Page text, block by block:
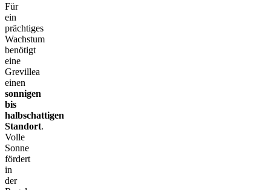
Für
ein
prächtiges
Wachstum
benötigt
eine
Grevillea
einen
sonnigen
bis
halbschattigen
Standort.
Volle
Sonne
fördert
in
der